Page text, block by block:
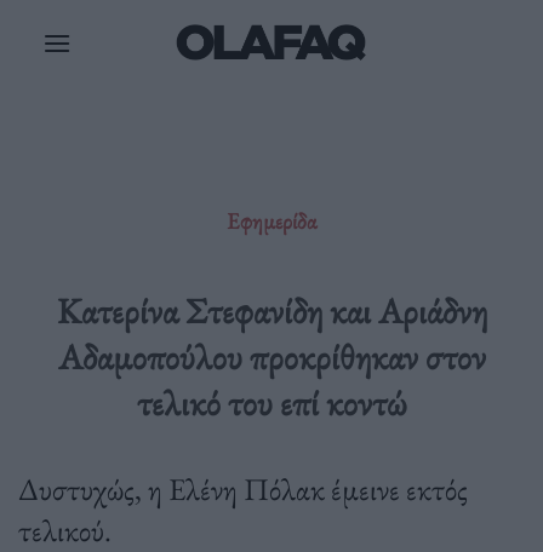
Εφημερίδα
Κατερίνα Στεφανίδη και Αριάδνη
Αδαμοπούλου προκρίθηκαν στον
τελικό του επί κοντώ
Δυστυχώς, η Ελένη Πόλακ έμεινε εκτός
τελικού.